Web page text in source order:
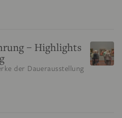
– Highlights
der Dauerausstellung